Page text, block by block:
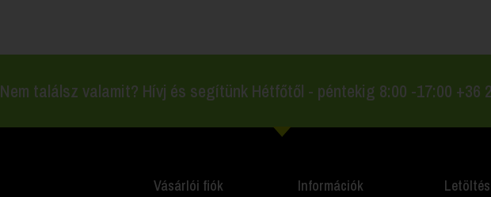
Nem találsz valamit? Hívj és segítünk Hétfőtől - péntekig 8:00 -17:00 +36
Vásárlói fiók Információk